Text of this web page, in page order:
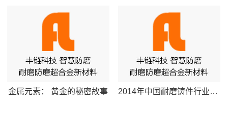
金属元素： 黄金的秘密故事 2014年中国耐磨铸件行业壁垒简要